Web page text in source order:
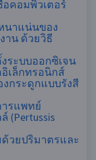
คอมพิวเตอร์
นาแน่นของ
าน ด้วยวิธี
ระบบออกซิเจน
เล็กทรอนิกส์
กระดูกแบบรังสี
ารแพทย์
(Pertussis
วยปริมาตรและ